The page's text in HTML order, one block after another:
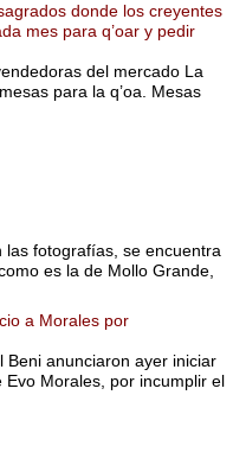
donde los creyentes
mes para q’oar y pedir
del mercado La
para la q’oa. Mesas
las fotografías, se encuentra
es la de Mollo Grande,
a Morales por
anunciaron ayer iniciar
Morales, por incumplir el